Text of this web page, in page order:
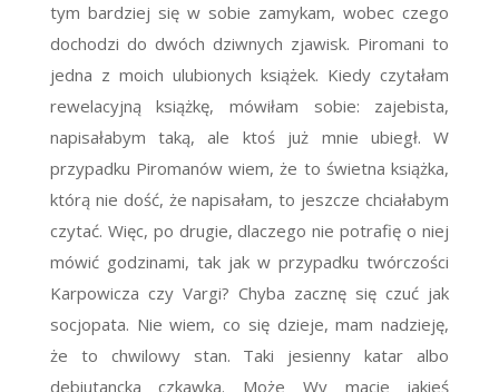
tym bardziej się w sobie zamykam, wobec czego
dochodzi do dwóch dziwnych zjawisk. Piromani to
jedna z moich ulubionych książek. Kiedy czytałam
rewelacyjną książkę, mówiłam sobie: zajebista,
napisałabym taką, ale ktoś już mnie ubiegł. W
przypadku Piromanów wiem, że to świetna książka,
którą nie dość, że napisałam, to jeszcze chciałabym
czytać. Więc, po drugie, dlaczego nie potrafię o niej
mówić godzinami, tak jak w przypadku twórczości
Karpowicza czy Vargi? Chyba zacznę się czuć jak
socjopata. Nie wiem, co się dzieje, mam nadzieję,
że to chwilowy stan. Taki jesienny katar albo
debiutancka czkawka. Może Wy macie jakieś